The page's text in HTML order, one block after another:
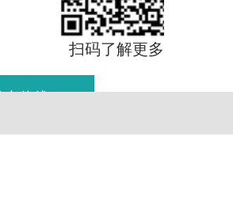
扫码了解更多